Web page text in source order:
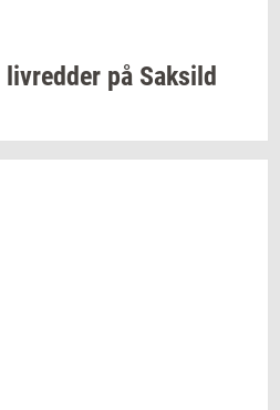
liv­red­der på Sak­sild